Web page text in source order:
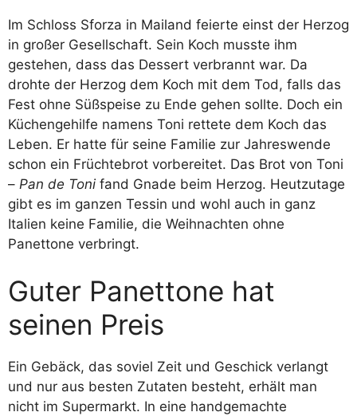
Im Schloss Sforza in Mailand feierte einst der Herzog
in großer Gesellschaft. Sein Koch musste ihm
gestehen, dass das Dessert verbrannt war. Da
drohte der Herzog dem Koch mit dem Tod, falls das
Fest ohne Süßspeise zu Ende gehen sollte. Doch ein
Küchengehilfe namens Toni rettete dem Koch das
Leben. Er hatte für seine Familie zur Jahreswende
schon ein Früchtebrot vorbereitet. Das Brot von Toni
– Pan de Toni fand Gnade beim Herzog. Heutzutage
gibt es im ganzen Tessin und wohl auch in ganz
Italien keine Familie, die Weihnachten ohne
Panettone verbringt.
Guter Panettone hat
seinen Preis
Ein Gebäck, das soviel Zeit und Geschick verlangt
und nur aus besten Zutaten besteht, erhält man
nicht im Supermarkt. In eine handgemachte